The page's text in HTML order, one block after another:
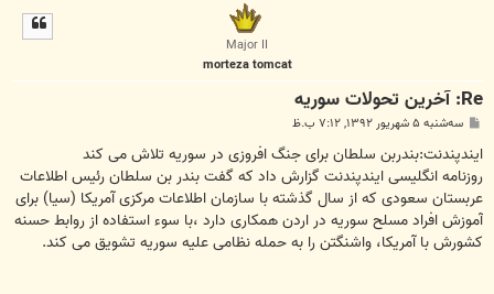
Major II
morteza tomcat
Re: آخرين تحولات سوريه
پ
ت
سه‌شنبه ۵ شهریور ۱۳۹۲, ۷:۱۲ ب.ظ
ایندپندنت:بندربن سلطان برای جنگ افروزی در سوریه تلاش می کند
روزنامه انگلیسی ایندپندنت گزارش داد که گفت بندر بن سلطان رئیس اطلاعات
عربستان سعودی که از سال گذشته با سازمان اطلاعات مرکزی آمریکا (سیا) برای
آموزش افراد مسلح سوریه در اردن همکاری دارد ،با سوء استفاده از روابط حسنه
کشورش با آمریکا، واشنگتن را به حمله نظامی علیه سوریه تشویق می کند.